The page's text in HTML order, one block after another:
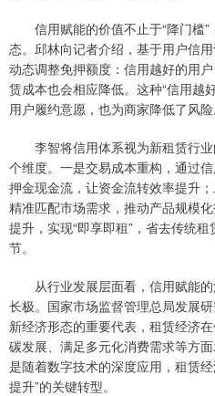
信用赋能的价值不止于“降门槛”
态。邱林向记者介绍，基于用户信
动态调整免押额度：信用越好的用
赁成本也会相应降低。这种“信用越
用户履约意愿，也为商家降低了风险
李智将信用体系视为新租赁行业
个维度。一是交易成本重构，通过
押金现金流，让资金流转效率提升
精准匹配市场需求，推动产品规模
提升，实现“即享即租”，省去传统
节。
从行业发展层面看，信用赋能的
长极。国家市场监督管理总局发展
新经济形态的重要代表，租赁经济
碳发展、满足多元化消费需求等方
是随着数字技术的深度应用，租赁
提升”的关键转型。